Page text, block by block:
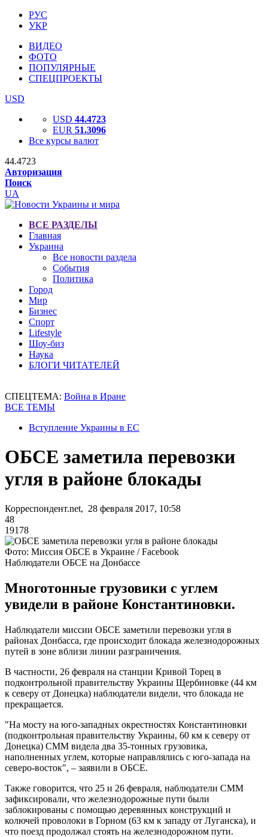
РУС
УКР
ВИДЕО
ФОТО
ПОПУЛЯРНЫЕ
СПЕЦПРОЕКТЫ
USD
USD 44.4723
EUR 51.3096
Все курсы валют
44.4723
Авторизация
Поиск
UA
ВСЕ РАЗДЕЛЫ
Главная
Украина
Все новости раздела
События
Политика
Город
Мир
Бизнес
Спорт
Lifestyle
Шоу-биз
Наука
БЛОГИ ЧИТАТЕЛЕЙ
СПЕЦТЕМА: Война в Иране
ВСЕ ТЕМЫ
Вступление Украины в ЕС
ОБСЕ заметила перевозки
угля в районе блокады
Корреспондент.net, 28 февраля 2017, 10:58
48
19178
Фото: Миссия ОБСЕ в Украине / Facebook
Наблюдатели ОБСЕ на Донбассе
Многотонные грузовики с углем
увидели в районе Константиновки.
Наблюдатели миссии ОБСЕ заметили перевозки угля в
районах Донбасса, где происходит блокада железнодорожных
путей в зоне вблизи линии разграничения.
В частности, 26 февраля на станции Кривой Торец в
подконтрольной правительству Украины Щербиновке (44 км
к северу от Донецка) наблюдатели видели, что блокада не
прекращается.
"На мосту на юго-западных окрестностях Константиновки
(подконтрольная правительству Украины, 60 км к северу от
Донецка) СММ видела два 35-тонных грузовика,
наполненных углем, которые направлялись с юго-запада на
северо-восток", – заявили в ОБСЕ.
Также говорится, что 25 и 26 февраля, наблюдатели СММ
зафиксировали, что железнодорожные пути были
заблокированы с помощью деревянных конструкций и
колючей проволоки в Горном (63 км к западу от Луганска), и
что поезд продолжал стоять на железнодорожном пути.